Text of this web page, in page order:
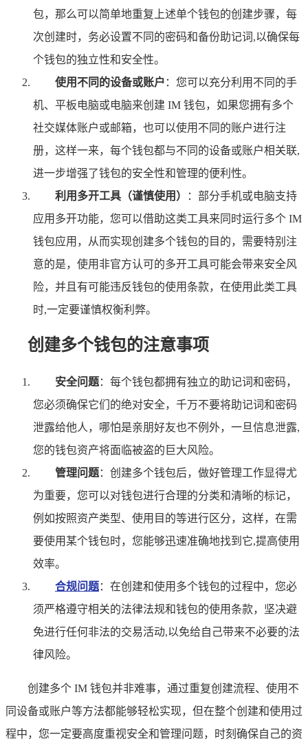
包，那么可以简单地重复上述单个钱包的创建步骤，每
次创建时，务必设置不同的密码和备份助记词,以确保每
个钱包的独立性和安全性。
使用不同的设备或账户 ：您可以充分利用不同的手
机、平板电脑或电脑来创建 IM 钱包，如果您拥有多个
社交媒体账户或邮箱，也可以使用不同的账户进行注
册，这样一来，每个钱包都与不同的设备或账户相关联,
进一步增强了钱包的安全性和管理的便利性。
利用多开工具（谨慎使用）
：部分手机或电脑支持
应用多开功能，您可以借助这类工具来同时运行多个 IM
钱包应用，从而实现创建多个钱包的目的，需要特别注
意的是，使用非官方认可的多开工具可能会带来安全风
险，并且有可能违反钱包的使用条款，在使用此类工具
时,一定要谨慎权衡利弊。
创建多个钱包的注意事项
安全问题：每个钱包都拥有独立的助记词和密码，
您必须确保它们的绝对安全，千万不要将助记词和密码
泄露给他人，哪怕是亲朋好友也不例外，一旦信息泄露,
您的钱包资产将面临被盗的巨大风险。
管理问题：创建多个钱包后，做好管理工作显得尤
为重要，您可以对钱包进行合理的分类和清晰的标记，
例如按照资产类型、使用目的等进行区分，这样，在需
要使用某个钱包时，您能够迅速准确地找到它,提高使用
效率。
合规问题：在创建和使用多个钱包的过程中，您必
须严格遵守相关的法律法规和钱包的使用条款，坚决避
免进行任何非法的交易活动,以免给自己带来不必要的法
律风险。
创建多个 IM 钱包并非难事，通过重复创建流程、使用不
同设备或账户等方法都能够轻松实现，但在整个创建和使用过
程中，您一定要高度重视安全和管理问题，时刻确保自己的资